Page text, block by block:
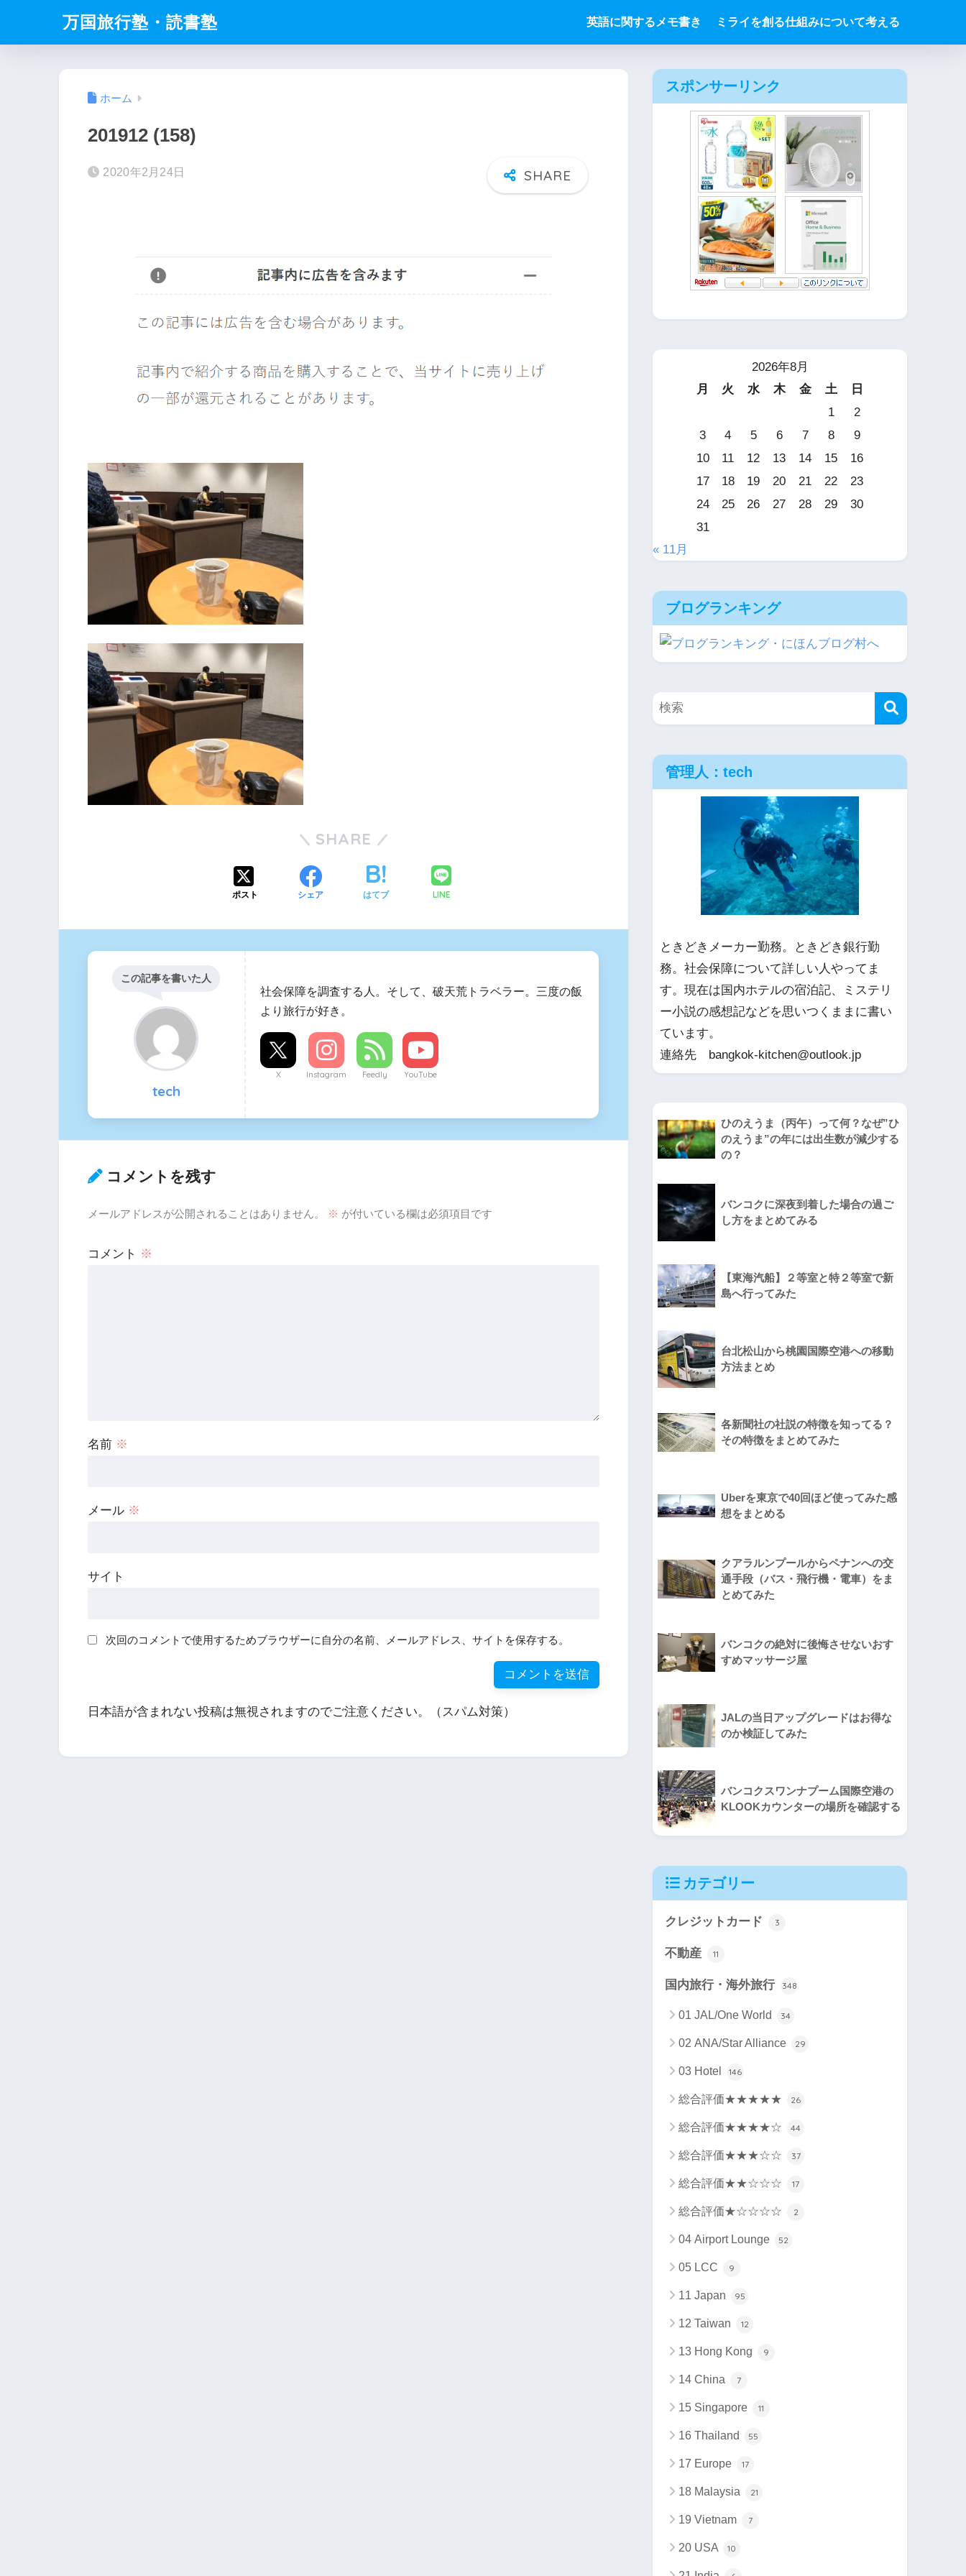
万国旅行塾・読書塾 英語に関するメモ書き ミライを創る仕組みについて考える
ホーム
201912 (158)
2020年2月24日
SHARE
ポスト シェア はてブ LINE
この記事を書いた人
tech
社会保障を調査する人。そして、破天荒トラベラー。三度の飯
より旅行が好き。
X Instagram Feedly YouTube
コメントを残す
メールアドレスが公開されることはありません。 ※ が付いている欄は必須項目です
コメント ※
名前 ※
メール ※
サイト
次回のコメントで使用するためブラウザーに自分の名前、メールアドレス、サイトを保存する。
日本語が含まれない投稿は無視されますのでご注意ください。（スパム対策）
スポンサーリンク
2026年8月
月
火 水 木 金 土
日
1
2
3
4 5 6 7 8
9
10
11 12 13 14 15
16
17
18 19 20 21 22
23
24
25 26 27 28 29
30
31
« 11月
ブログランキング
管理人：tech
ときどきメーカー勤務。ときどき銀行勤
務。社会保障について詳しい人やってま
す。現在は国内ホテルの宿泊記、ミステリ
ー小説の感想記などを思いつくままに書い
ています。
連絡先 bangkok-kitchen@outlook.jp
ひのえうま（丙午）って何？なぜ”ひ
のえうま”の年には出生数が減少する
の？
バンコクに深夜到着した場合の過ご
し方をまとめてみる
【東海汽船】２等室と特２等室で新
島へ行ってみた
台北松山から桃園国際空港への移動
方法まとめ
各新聞社の社説の特徴を知ってる？
その特徴をまとめてみた
Uberを東京で40回ほど使ってみた感
想をまとめる
クアラルンプールからペナンへの交
通手段（バス・飛行機・電車）をま
とめてみた
バンコクの絶対に後悔させないおす
すめマッサージ屋
JALの当日アップグレードはお得な
のか検証してみた
バンコクスワンナプーム国際空港の
KLOOKカウンターの場所を確認する
カテゴリー
クレジットカード 3
不動産 11
国内旅行・海外旅行 348
01 JAL/One World 34
02 ANA/Star Alliance 29
03 Hotel 146
総合評価★★★★★ 26
総合評価★★★★☆ 44
総合評価★★★☆☆ 37
総合評価★★☆☆☆ 17
総合評価★☆☆☆☆ 2
04 Airport Lounge 52
05 LCC 9
11 Japan 95
12 Taiwan 12
13 Hong Kong 9
14 China 7
15 Singapore 11
16 Thailand 55
17 Europe 17
18 Malaysia 21
19 Vietnam 7
20 USA 10